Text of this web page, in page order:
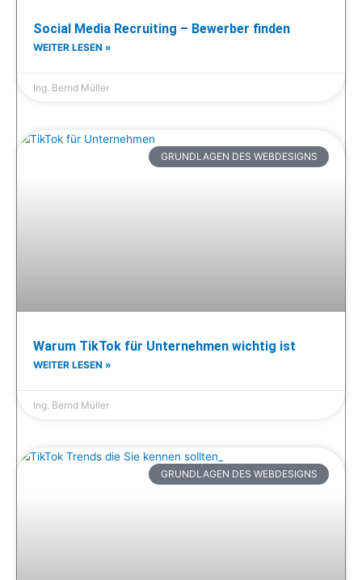
Social Media Recruiting – Bewerber finden
WEITER LESEN »
Ing. Bernd Müller
GRUNDLAGEN DES WEBDESIGNS
Warum TikTok für Unternehmen wichtig ist
WEITER LESEN »
Ing. Bernd Müller
GRUNDLAGEN DES WEBDESIGNS